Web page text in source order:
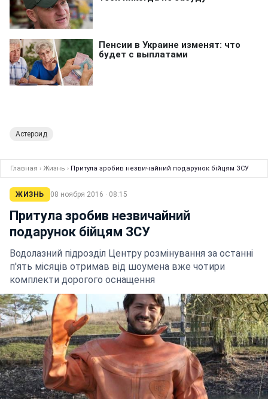
Астероид
Главная › Жизнь › Притула зробив незвичайний подарунок бійцям ЗСУ
ЖИЗНЬ 08 ноября 2016 · 08:15
Притула зробив незвичайний
подарунок бійцям ЗСУ
Водолазний підрозділ Центру розмінування за останні
п'ять місяців отримав від шоумена вже чотири
комплекти дорогого оснащення